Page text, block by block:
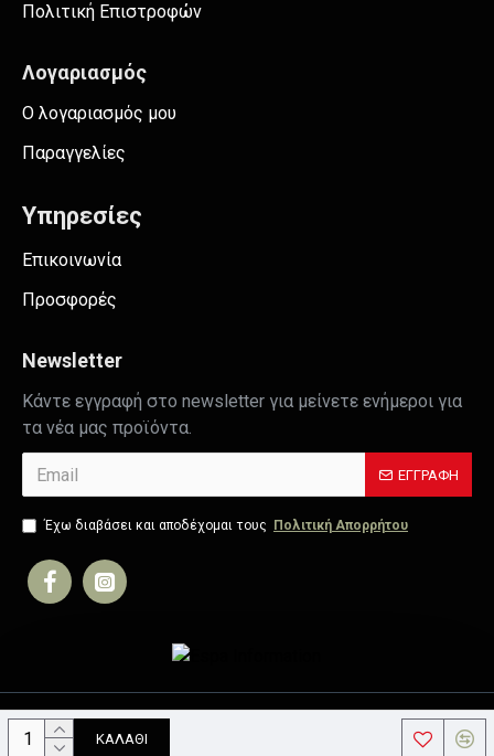
ΚΑΛΆΘΙ
Πολιτική Επιστροφών
Λογαριασμός
Ο λογαριασμός μου
Παραγγελίες
Υπηρεσίες
Επικοινωνία
Προσφορές
Newsletter
Κάντε εγγραφή στο newsletter για μείνετε ενήμεροι για
τα νέα μας προϊόντα.
ΕΓΓΡΑΦΉ
Έχω διαβάσει και αποδέχομαι τους Πολιτική Απορρήτου